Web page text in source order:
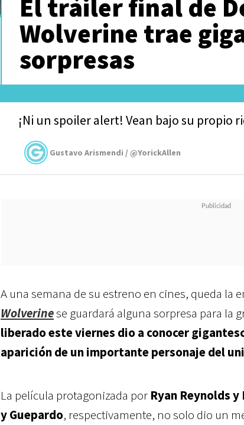
El tráiler final de
Wolverine trae
sorpresas
¡Ni un spoiler alert! Vean bajo su propio
Gustavo Arismendi / @YorickAllen
A una semana de su estreno en cines, queda la
Wolverinese guardará alguna sorpresa para la
liberado este viernes dio a conocer
aparición de un importante personaje del
La película protagonizada por Ryan Reynolds
y Guepardo, respectivamente, no solo dio un